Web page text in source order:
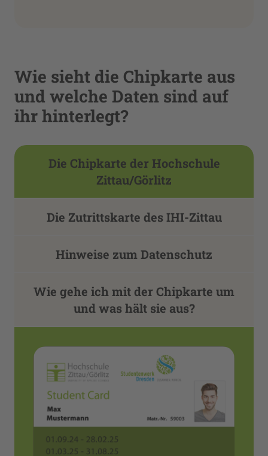
Wie sieht die Chipkarte aus
und welche Daten sind auf
ihr hinterlegt?
Die Chipkarte der Hochschule
Zittau/Görlitz
Die Zutrittskarte des IHI-Zittau
Hinweise zum Datenschutz
Wie gehe ich mit der Chipkarte um
und was hält sie aus?